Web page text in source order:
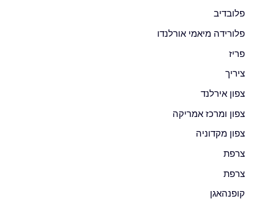
פלובדיב
פלורידה מיאמי אורלנדו
פריז
ציריך
צפון אירלנד
צפון ומרכז אמריקה
צפון מקדוניה
צרפת
צרפת
קופנהאגן